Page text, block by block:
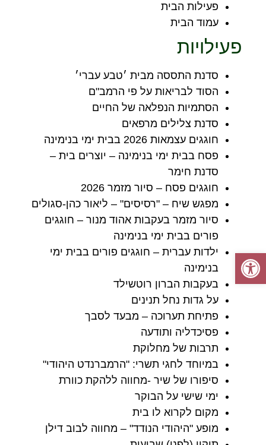
פתח סרגל נגישות
פעילות הבית
עמוד הבית
פעילויות
סדנת התססה מבית ׳טבע עברי׳
הסוד לבריאות על פי הרמב"ם
הסתמיות הנפלאה של החיים
סדנת צלילים מרפאים
חוגגים עצמאות 2026 בבית ימי בנימינה
פסח בבית ימי בנימינה – יוצרים בית –
סדנת חימר
חוגגים פסח – סיור מזמר 2026
מפגש שיח – "רסיסים" – ליאור כהן-סגולים
סיור מזמר בעקבות אהוד מנור – חוגגים
פורים בבית ימי בנימינה
ילדות עברית – חוגגים פורים בבית ימי
בנימינה
בעקבות הברון רוטשילד
על גדות נחל תנינים
פתיחת תערוכה – מבעד לסבך
פסיכדליה ותודעה
תרבות של מחלוקת
במיוחד לחגי תשרי: "הרמברנדט היהודי"
סיפורו של שיר -מחווה ללהקת כוורת
ימי שישי על הבוקר
מקום לקרוא לו בית
מופע "היהודי הנודד" – מחווה לבוב דילן